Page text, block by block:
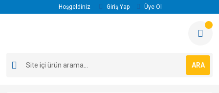
Hoşgeldiniz Giriş Yap Üye Ol
ARA